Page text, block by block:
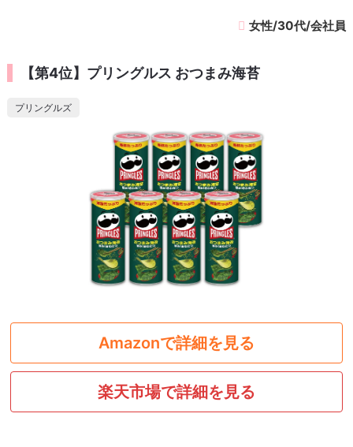
女性/30代/会社員
【第4位】プリングルス おつまみ海苔
プリングルズ
Amazonで詳細を見る
楽天市場で詳細を見る